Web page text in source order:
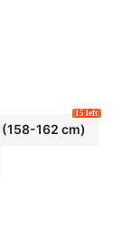
(158-162 cm)
15 left